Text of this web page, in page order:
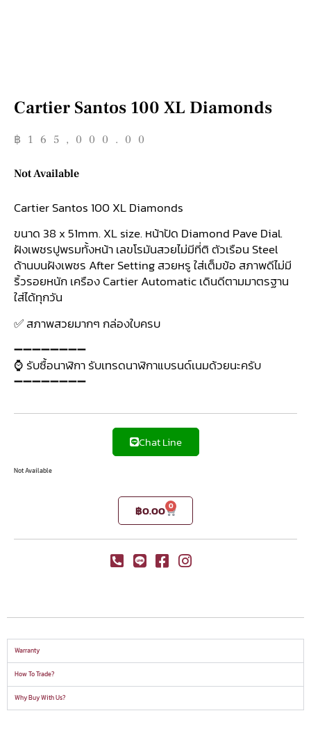
Cartier Santos 100 XL Diamonds
฿ 165,000.00
Not Available
Cartier Santos 100 XL Diamonds
ขนาด 38 x 51mm. XL size. หน้าปัด Diamond Pave Dial.
ฝังเพชรปูพรมทั้งหน้า เลขโรมันสวยไม่มีที่ติ ตัวเรือน Steel
ด้านบนฝังเพชร After Setting สวยหรู ใส่เต็มข้อ สภาพดีไม่มี
ริ้วรอยหนัก เครือง Cartier Automatic เดินดีตามมาตรฐาน
ใส่ได้ทุกวัน
✅ สภาพสวยมากๆ กล่องใบครบ
➖➖➖➖➖➖➖➖
⌚ รับซื้อนาฬิกา รับเทรดนาฬิกาแบรนด์เนมด้วยนะครับ
➖➖➖➖➖➖➖➖
Chat Line
Not Available
฿0.00 0
Warranty
How To Trade?
Why Buy With Us?